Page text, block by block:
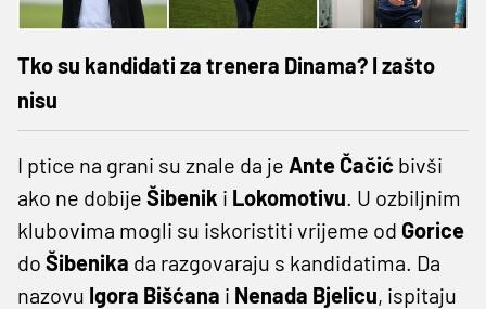
Tko su kandidati za trenera Dinama? I zašto
nisu
I ptice na grani su znale da je Ante Čačić bivši
ako ne dobije Šibenik i Lokomotivu . U ozbiljnim
klubovima mogli su iskoristiti vrijeme od Gorice
do Šibenika da razgovaraju s kandidatima. Da
nazovu Igora Bišćana i Nenada Bjelicu, ispitaju